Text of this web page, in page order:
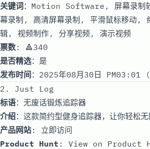
关键词：Motion Software, 屏幕录制
幕录制, 高清屏幕录制, 平滑鼠标移动,
辑, 视频制作, 分享视频, 演示视频
票数: 🔺340
是否精选：是
发布时间 ：2025年08月30日 PM03:01
2. Just Log
标语：无废话锻炼追踪器
介绍：这款简约型健身追踪器，让你轻松
产品网站: 立即访问
Product Hunt : View on Product